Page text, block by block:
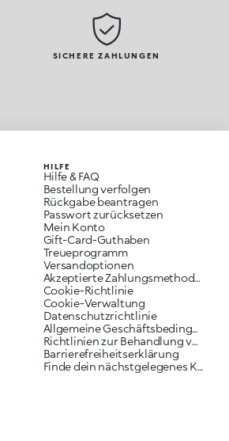
SICHERE ZAHLUNGEN
HILFE
Hilfe & FAQ
Bestellung verfolgen
Rückgabe beantragen
Passwort zurücksetzen
Mein Konto
Gift-Card-Guthaben
Treueprogramm
Versandoptionen
Akzeptierte Zahlungsmethoden
Cookie-Richtlinie
Cookie-Verwaltung
Datenschutzrichtlinie
Allgemeine Geschäftsbedingungen
Richtlinien zur Behandlung von Reklamationen
Barrierefreiheitserklärung
Finde dein nächstgelegenes KIKO Geschäft